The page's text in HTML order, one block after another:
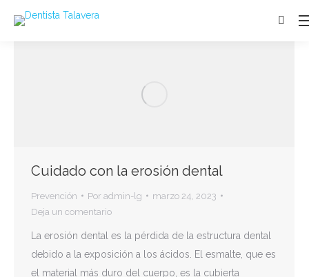
Cuidado con la erosión dental
Prevención Por admin-lg
marzo 24, 2023
Deja un comentario
La erosión dental es la pérdida de la estructura dental
debido a la exposición a los ácidos. El esmalte, que es
el material más duro del cuerpo, es la cubierta